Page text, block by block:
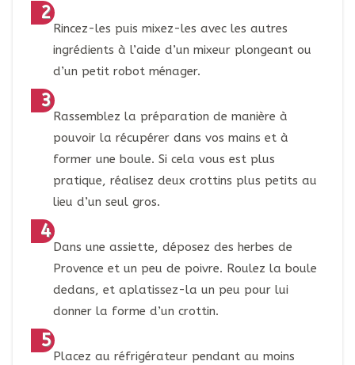
Rincez-les puis mixez-les avec les autres
ingrédients à l’aide d’un mixeur plongeant ou
d’un petit robot ménager.
Rassemblez la préparation de manière à
pouvoir la récupérer dans vos mains et à
former une boule. Si cela vous est plus
pratique, réalisez deux crottins plus petits au
lieu d’un seul gros.
Dans une assiette, déposez des herbes de
Provence et un peu de poivre. Roulez la boule
dedans, et aplatissez-la un peu pour lui
donner la forme d’un crottin.
Placez au réfrigérateur pendant au moins